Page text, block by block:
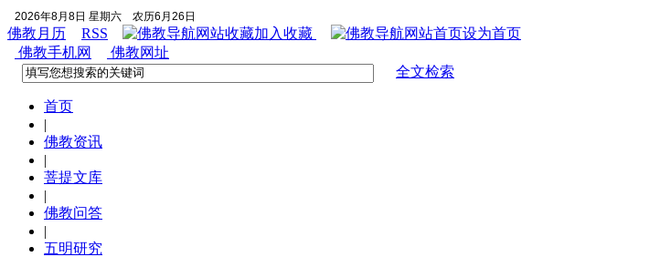
2026年8月8日 星期六 农历6月26日
佛教月历 RSS 加入收藏
设为首页
佛教手机网
佛教网址
全文检索
首页
|
佛教资讯
|
菩提文库
|
佛教问答
|
五明研究